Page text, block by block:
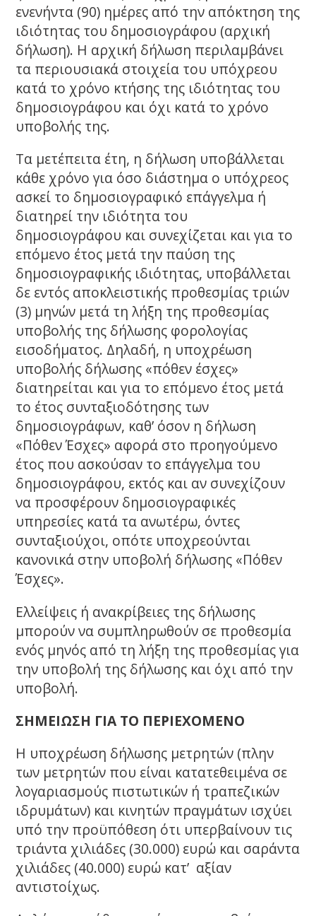
ενενήντα (90) ημέρες από την απόκτηση της
ιδιότητας του δημοσιογράφου (αρχική
δήλωση). Η αρχική δήλωση περιλαμβάνει
τα περιουσιακά στοιχεία του υπόχρεου
κατά το χρόνο κτήσης της ιδιότητας του
δημοσιογράφου και όχι κατά το χρόνο
υποβολής της.
Τα μετέπειτα έτη, η δήλωση υποβάλλεται
κάθε χρόνο για όσο διάστημα ο υπόχρεος
ασκεί το δημοσιογραφικό επάγγελμα ή
διατηρεί την ιδιότητα του
δημοσιογράφου και συνεχίζεται και για το
επόμενο έτος μετά την παύση της
δημοσιογραφικής ιδιότητας, υποβάλλεται
δε εντός αποκλειστικής προθεσμίας τριών
(3) μηνών μετά τη λήξη της προθεσμίας
υποβολής της δήλωσης φορολογίας
εισοδήματος. Δηλαδή, η υποχρέωση
υποβολής δήλωσης «πόθεν έσχες»
διατηρείται και για το επόμενο έτος μετά
το έτος συνταξιοδότησης των
δημοσιογράφων, καθ’ όσον η δήλωση
«Πόθεν Έσχες» αφορά στο προηγούμενο
έτος που ασκούσαν το επάγγελμα του
δημοσιογράφου, εκτός και αν συνεχίζουν
να προσφέρουν δημοσιογραφικές
υπηρεσίες κατά τα ανωτέρω, όντες
συνταξιούχοι, οπότε υποχρεούνται
κανονικά στην υποβολή δήλωσης «Πόθεν
Έσχες».
Ελλείψεις ή ανακρίβειες της δήλωσης
μπορούν να συμπληρωθούν σε προθεσμία
ενός μηνός από τη λήξη της προθεσμίας για
την υποβολή της δήλωσης και όχι από την
υποβολή.
ΣΗΜΕΙΩΣΗ ΓΙΑ ΤΟ ΠΕΡΙΕΧΟΜΕΝΟ
Η υποχρέωση δήλωσης μετρητών (πλην
των μετρητών που είναι κατατεθειμένα σε
λογαριασμούς πιστωτικών ή τραπεζικών
ιδρυμάτων) και κινητών πραγμάτων ισχύει
υπό την προϋπόθεση ότι υπερβαίνουν τις
τριάντα χιλιάδες (30.000) ευρώ και σαράντα
χιλιάδες (40.000) ευρώ κατ’ αξίαν
αντιστοίχως.